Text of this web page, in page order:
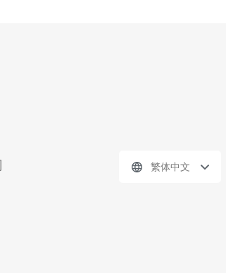
繁体中文